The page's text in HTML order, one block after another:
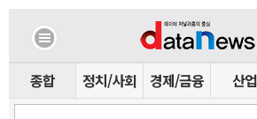
종합 정치/사회 경제/금융 산업